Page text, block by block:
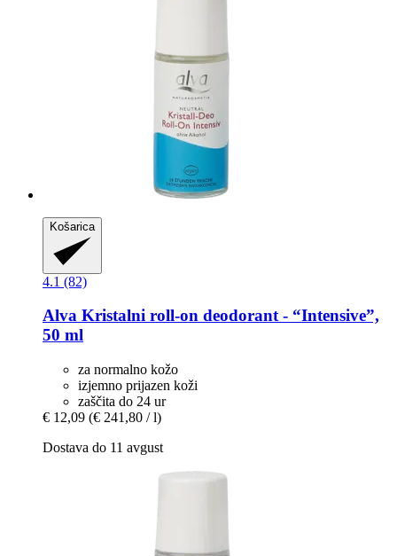
Košarica
4.1 (82)
Alva Kristalni roll-​on deodorant -​ “Intensive”,
50 ml
za normalno kožo
izjemno prijazen koži
zaščita do 24 ur
€ 12,09 (€ 241,80 / l)
Dostava do 11 avgust